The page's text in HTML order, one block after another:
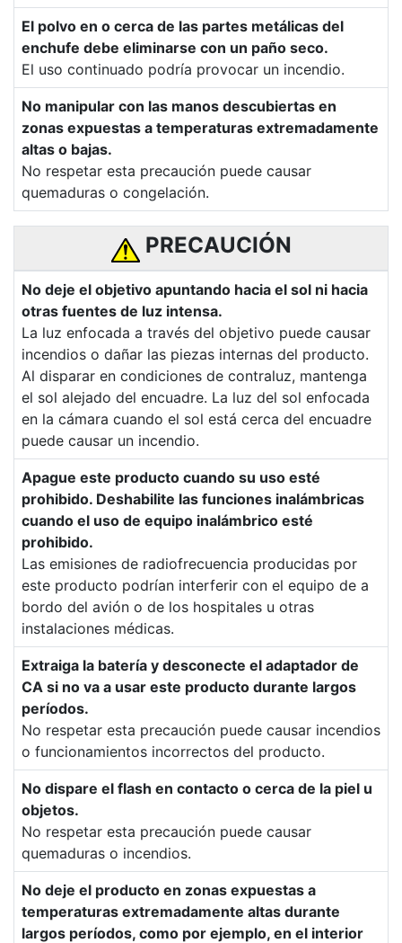
El polvo en o cerca de las partes metálicas del
enchufe debe eliminarse con un paño seco.
El uso continuado podría provocar un incendio.
No manipular con las manos descubiertas en
zonas expuestas a temperaturas extremadamente
altas o bajas.
No respetar esta precaución puede causar
quemaduras o congelación.
PRECAUCIÓN
No deje el objetivo apuntando hacia el sol ni hacia
otras fuentes de luz intensa.
La luz enfocada a través del objetivo puede causar
incendios o dañar las piezas internas del producto.
Al disparar en condiciones de contraluz, mantenga
el sol alejado del encuadre. La luz del sol enfocada
en la cámara cuando el sol está cerca del encuadre
puede causar un incendio.
Apague este producto cuando su uso esté
prohibido. Deshabilite las funciones inalámbricas
cuando el uso de equipo inalámbrico esté
prohibido.
Las emisiones de radiofrecuencia producidas por
este producto podrían interferir con el equipo de a
bordo del avión o de los hospitales u otras
instalaciones médicas.
Extraiga la batería y desconecte el adaptador de
CA si no va a usar este producto durante largos
períodos.
No respetar esta precaución puede causar incendios
o funcionamientos incorrectos del producto.
No dispare el flash en contacto o cerca de la piel u
objetos.
No respetar esta precaución puede causar
quemaduras o incendios.
No deje el producto en zonas expuestas a
temperaturas extremadamente altas durante
largos períodos, como por ejemplo, en el interior